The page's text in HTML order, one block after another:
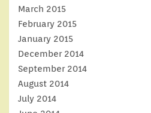
March 2015
February 2015
January 2015
December 2014
September 2014
August 2014
July 2014